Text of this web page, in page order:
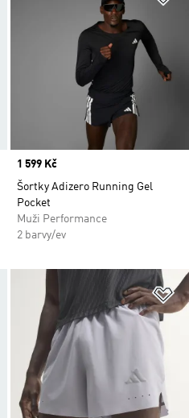
Price
1 599 Kč
Šortky Adizero Running Gel
Pocket
Muži Performance
2 barvy/ev
Přidat do seznamu přání